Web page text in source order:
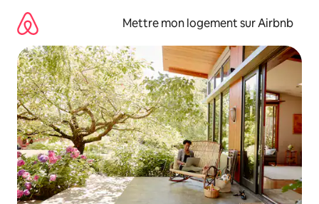
directement
contenu
Mettre mon logement sur Airbnb